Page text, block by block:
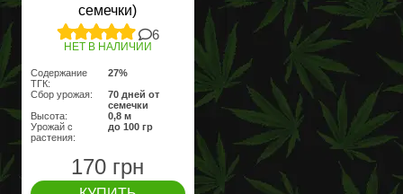
семечки)
6
НЕТ В НАЛИЧИИ
Содержание
ТГК:
27%
Сбор урожая:
70 дней от
семечки
Высота:
0,8 м
Урожай с
растения:
до 100 гр
170 грн